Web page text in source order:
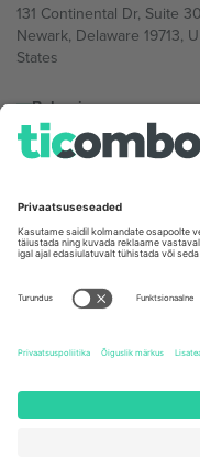
131 Continental Dr, Suite
Newark, Delaware 19713,
States
Bulgaria
Regus Sofia City West, bul
Totleben 53-55, 1606 Sofia,
Mexico
Av Chapultepec 360,
Norte, Cuauhtémoc, 06700
Ciudad de México, CDMX,
sündmusest ja/või
sündmuse lehte,
2026 Ticombo. Kõik